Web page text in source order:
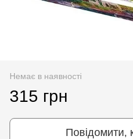
Немає в наявності
315 грн
Повідомити,